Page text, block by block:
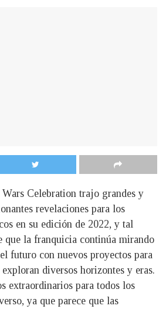
Wars Celebration trajo grandes y
revelaciones para los
en su edición de 2022, y tal
que la franquicia continúa mirando
futuro con nuevos proyectos para
diversos horizontes y eras.
extraordinarios para todos los
ya que parece que las